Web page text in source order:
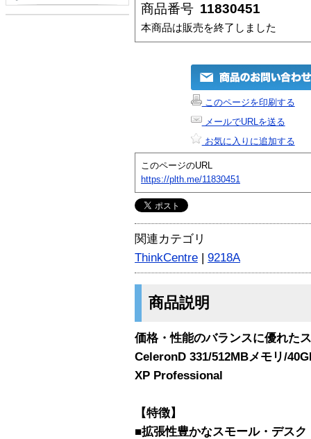
商品番号 11830451
本商品は販売を終了しました
このページを印刷する
メールでURLを送る
お気に入りに追加する
このページのURL
https://plth.me/11830451
関連カテゴリ
ThinkCentre | 9218A
商品説明
価格・性能のバランスに優れた
CeleronD 331/512MBメモリ/
XP Professional
【特徴】
■拡張性豊かなスモール・デスク